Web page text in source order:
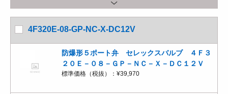
4F320E-08-GP-NC-X-DC12V
防爆形５ポート弁 セレックスバルブ ４Ｆ３
２０Ｅ－０８－ＧＰ－ＮＣ－Ｘ－ＤＣ１２Ｖ
標準価格（税抜）： ¥39,970